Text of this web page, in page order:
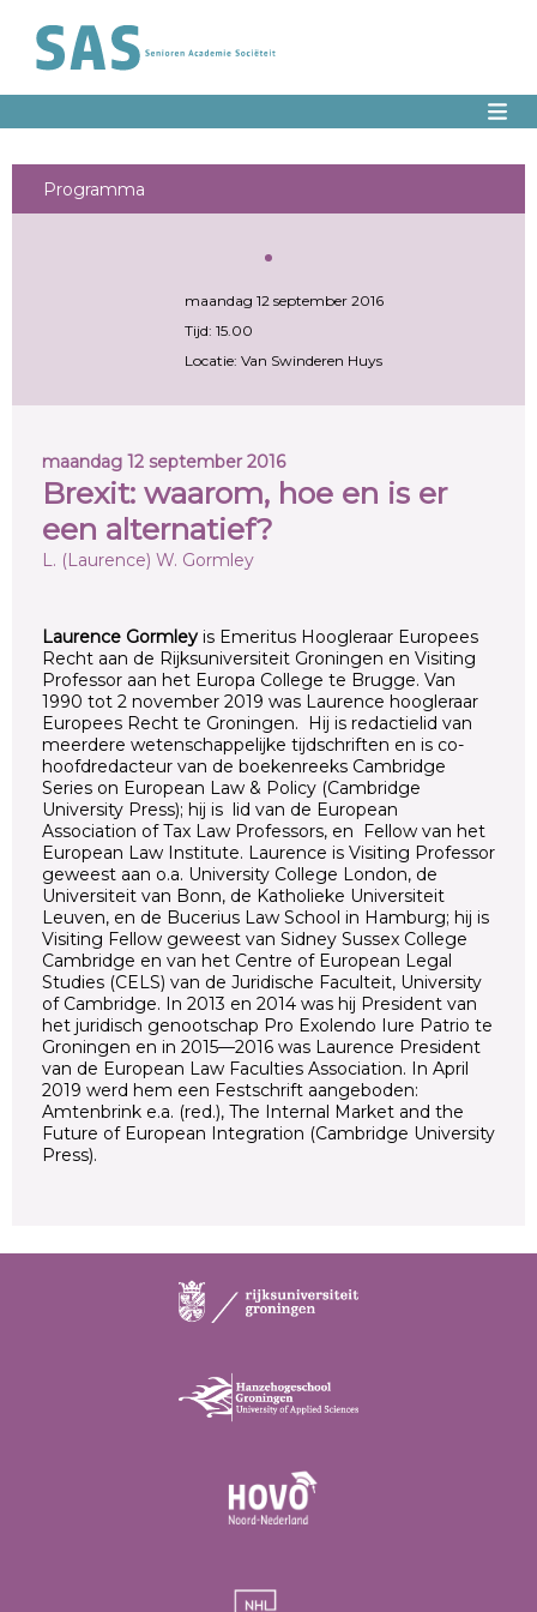
Programma
maandag 12 september 2016
Tijd: 15.00
Locatie: Van Swinderen Huys
maandag 12 september 2016
Brexit: waarom, hoe en is er
een alternatief?
L. (Laurence) W. Gormley
Laurence Gormley is Emeritus Hoogleraar Europees
Recht aan de Rijksuniversiteit Groningen en Visiting
Professor aan het Europa College te Brugge. Van
1990 tot 2 november 2019 was Laurence hoogleraar
Europees Recht te Groningen. Hij is redactielid van
meerdere wetenschappelijke tijdschriften en is co-
hoofdredacteur van de boekenreeks Cambridge
Series on European Law & Policy (Cambridge
University Press); hij is lid van de European
Association of Tax Law Professors, en Fellow van het
European Law Institute. Laurence is Visiting Professor
geweest aan o.a. University College London, de
Universiteit van Bonn, de Katholieke Universiteit
Leuven, en de Bucerius Law School in Hamburg; hij is
Visiting Fellow geweest van Sidney Sussex College
Cambridge en van het Centre of European Legal
Studies (CELS) van de Juridische Faculteit, University
of Cambridge. In 2013 en 2014 was hij President van
het juridisch genootschap Pro Exolendo Iure Patrio te
Groningen en in 2015—2016 was Laurence President
van de European Law Faculties Association. In April
2019 werd hem een Festschrift aangeboden:
Amtenbrink e.a. (red.), The Internal Market and the
Future of European Integration (Cambridge University
Press).